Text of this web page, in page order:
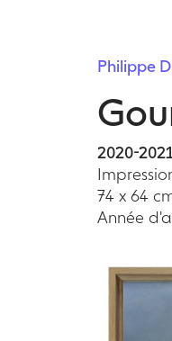
Philippe
2020-
74 x 64
Année